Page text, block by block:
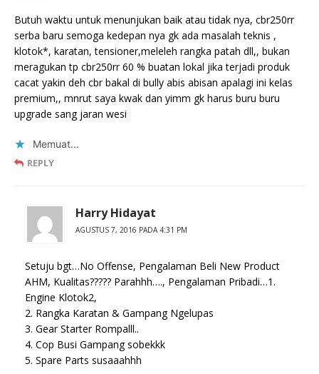
Butuh waktu untuk menunjukan baik atau tidak nya, cbr250rr
serba baru semoga kedepan nya gk ada masalah teknis ,
klotok*, karatan, tensioner,meleleh rangka patah dll,, bukan
meragukan tp cbr250rr 60 % buatan lokal jika terjadi produk
cacat yakin deh cbr bakal di bully abis abisan apalagi ini kelas
premium,, mnrut saya kwak dan yimm gk harus buru buru
upgrade sang jaran wesi
Memuat...
REPLY
Harry Hidayat
AGUSTUS 7, 2016 PADA 4:31 PM
Setuju bgt…No Offense, Pengalaman Beli New Product
AHM, Kualitas????? Parahhh…., Pengalaman Pribadi…1.
Engine Klotok2,
2. Rangka Karatan & Gampang Ngelupas
3. Gear Starter Rompalll..
4. Cop Busi Gampang sobekkk
5. Spare Parts susaaahhh